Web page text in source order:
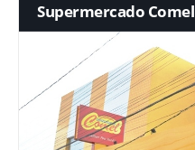
Supermercado Comel